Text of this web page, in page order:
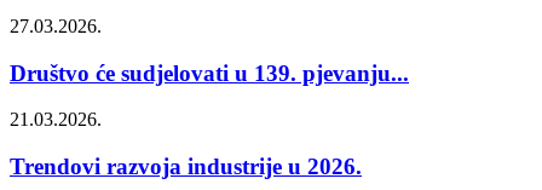
27.03.2026.
Društvo će sudjelovati u 139. pjevanju...
21.03.2026.
Trendovi razvoja industrije u 2026.